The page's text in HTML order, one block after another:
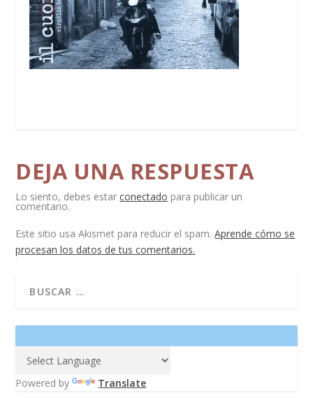
DEJA UNA RESPUESTA
Lo siento, debes estarconectado para publicar un
comentario.
Este sitio usa Akismet para reducir el spam.Aprende cómo se
procesan los datos de tus comentarios.
Powered by Translate